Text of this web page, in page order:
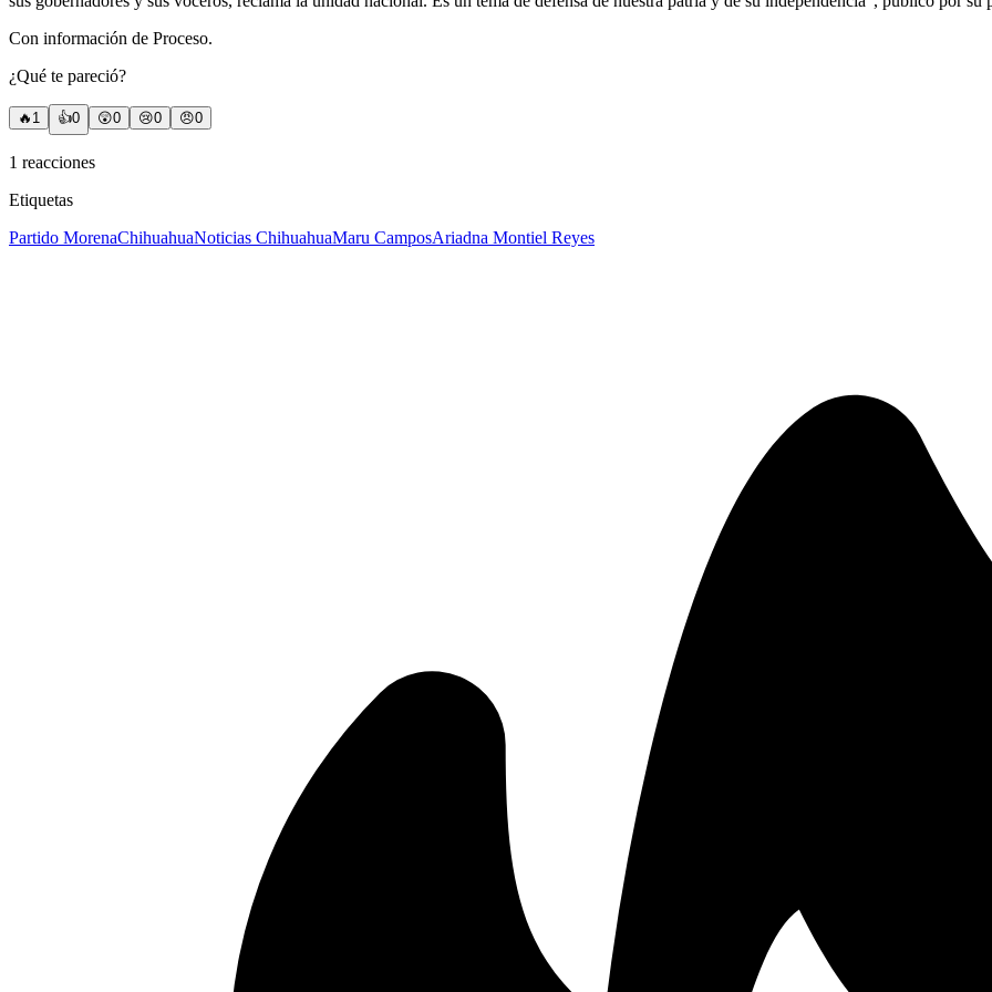
Con información de Proceso.
¿Qué te pareció?
🔥 1 👍0 😲0 😢0 😠0
1 reacciones
Etiquetas
Partido MorenaChihuahuaNoticias ChihuahuaMaru CamposAriadna Montiel Reyes